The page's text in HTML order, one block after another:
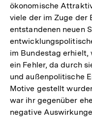
ökonomische
viele der im Zuge der
entstandenen neuen
im Bundestag
ein Fehler, da durch
und außenpolitische
Motive gestellt
war ihr gegenüber
negative